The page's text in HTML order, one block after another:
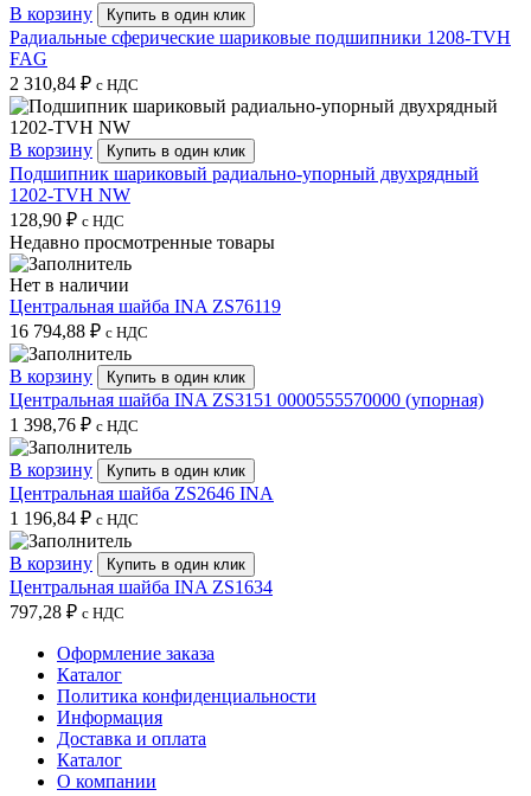
В корзину Купить в один клик
Радиальные сферические шариковые подшипники 1208-TVH
FAG
2 310,84 ₽ с НДС
В корзину Купить в один клик
Подшипник шариковый радиально-упорный двухрядный
1202-TVH NW
128,90 ₽ с НДС
Недавно просмотренные товары
Нет в наличии
Центральная шайба INA ZS76119
16 794,88 ₽ с НДС
В корзину Купить в один клик
Центральная шайба INA ZS3151 0000555570000 (упорная)
1 398,76 ₽ с НДС
В корзину Купить в один клик
Центральная шайба ZS2646 INA
1 196,84 ₽ с НДС
В корзину Купить в один клик
Центральная шайба INA ZS1634
797,28 ₽ с НДС
Оформление заказа
Каталог
Политика конфиденциальности
Информация
Доставка и оплата
Каталог
О компании